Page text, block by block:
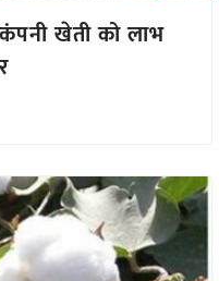
कंपनी खेती को लाभ